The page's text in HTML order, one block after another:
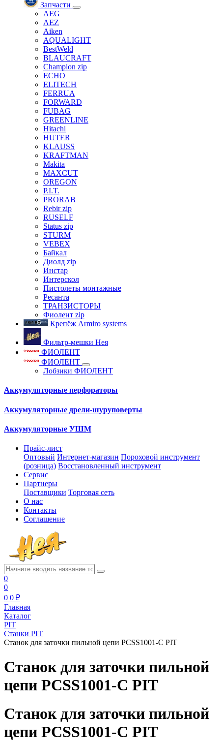
Запчасти
AEG
AEZ
Aiken
AQUALIGHT
BestWeld
BLAUCRAFT
Champion zip
ECHO
ELITECH
FERRUA
FORWARD
FUBAG
GREENLINE
Hitachi
HUTER
KLAUSS
KRAFTMAN
Makita
MAXCUT
OREGON
P.I.T.
PRORAB
Rebir zip
RUSELF
Status zip
STURM
VEBEX
Байкал
Диолд zip
Инстар
Интерскол
Пистолеты монтажные
Ресанта
ТРАНЗИСТОРЫ
Фиолент zip
Крепёж Armiro systems
Фильтр-мешки Нея
ФИОЛЕНТ
ФИОЛЕНТ
Лобзики ФИОЛЕНТ
Аккумуляторные перфораторы
Аккумуляторные дрели-шуруповерты
Аккумуляторные УШМ
Прайс-лист
Оптовый Интернет-магазин Пороховой инструмент
(розница) Восстановленный инструмент
Сервис
Партнеры
Поставщики Торговая сеть
О нас
Контакты
Соглашение
0
0
0 0 ₽
Главная
Каталог
PIT
Станки PIT
Станок для заточки пильной цепи PCSS1001-C PIT
Станок для заточки пильной
цепи PCSS1001-C PIT
Станок для заточки пильной
цепи PCSS1001-C PIT